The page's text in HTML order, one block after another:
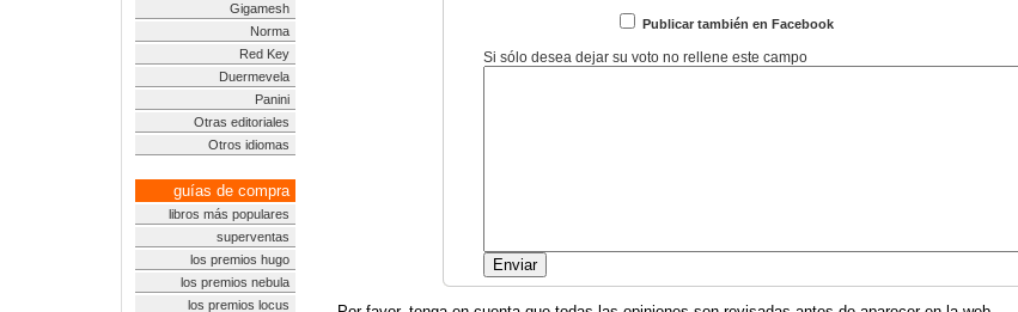
Gigamesh
Norma
Red Key
Duermevela
Panini
Otras editoriales
Otros idiomas
guías de compra
libros más populares
superventas
los premios hugo
los premios nebula
los premios locus
Publicar también en Facebook
Si sólo desea dejar su voto no rellene este campo